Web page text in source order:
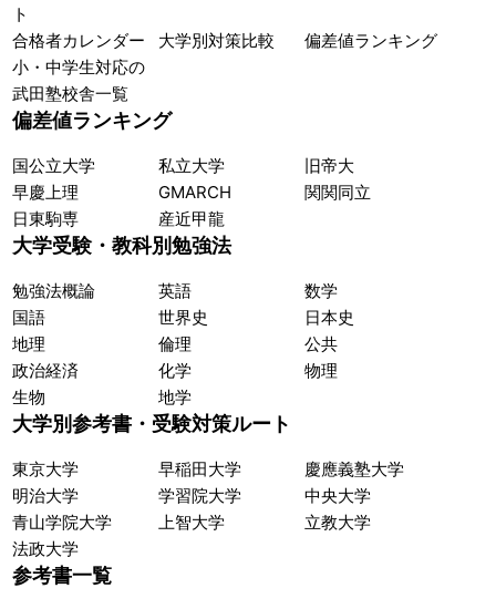
ト
合格者カレンダー 大学別対策比較
偏差値ランキング
小・中学生対応の
武田塾校舎一覧
偏差値ランキング
国公立大学 私立大学
旧帝大
早慶上理
GMARCH
関関同立
日東駒専
産近甲龍
大学受験・教科別勉強法
勉強法概論 英語
数学
国語
世界史
日本史
地理
倫理
公共
政治経済
化学
物理
生物
地学
大学別参考書・受験対策ルート
東京大学 早稲田大学
慶應義塾大学
明治大学
学習院大学
中央大学
青山学院大学
上智大学
立教大学
法政大学
参考書一覧